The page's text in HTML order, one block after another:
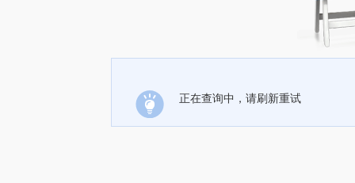
正在查询中，请刷新重试